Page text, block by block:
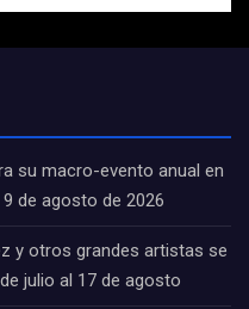
su macro-evento anual en
de agosto de 2026
y otros grandes artistas se
julio al 17 de agosto